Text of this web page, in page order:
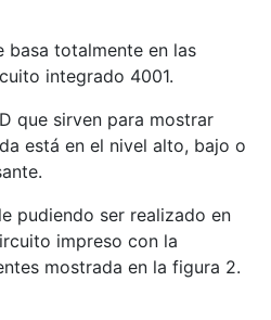
basa totalmente en las
integrado 4001.
que sirven para mostrar
está en el nivel alto, bajo o
pudiendo ser realizado en
impreso con la
mostrada en la figura 2.